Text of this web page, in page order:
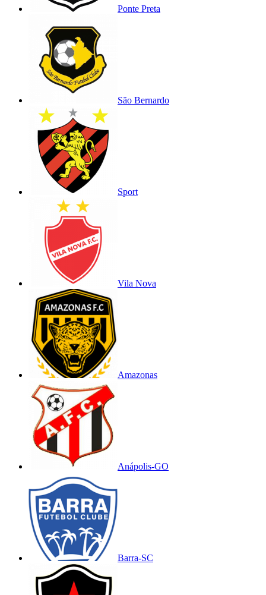
Ponte Preta
São Bernardo
Sport
Vila Nova
Amazonas
Anápolis-GO
Barra-SC